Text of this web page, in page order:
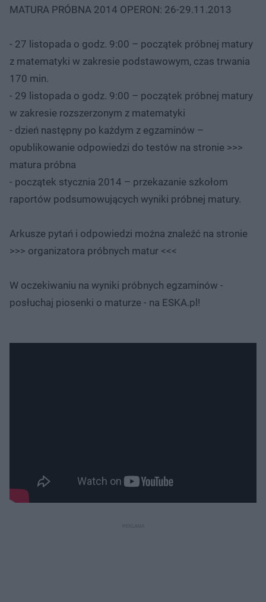
MATURA PRÓBNA 2014 OPERON: 26-29.11.2013
- 27 listopada o godz. 9:00 – początek próbnej matury
z matematyki w zakresie podstawowym, czas trwania
170 min.
- 29 listopada o godz. 9:00 – początek próbnej matury
w zakresie rozszerzonym z matematyki
- dzień następny po każdym z egzaminów –
opublikowanie odpowiedzi do testów na stronie >>>
matura próbna
- początek stycznia 2014 – przekazanie szkołom
raportów podsumowujących wyniki próbnej matury.
Arkusze pytań i odpowiedzi można znaleźć na stronie
>>> organizatora próbnych matur <<<
W oczekiwaniu na wyniki próbnych egzaminów -
posłuchaj piosenki o maturze - na ESKA.pl!